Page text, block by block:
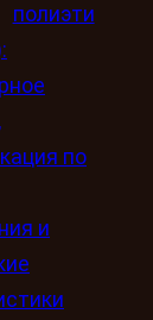
полиэти
по
и